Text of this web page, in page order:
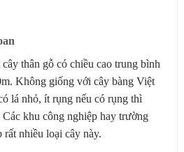
thân gỗ có chiều cao trung bình
Không giống với cây bàng Việt
lá nhỏ, ít rụng nếu có rụng thì
khu công nghiệp hay trường
rất nhiều loại cây này.